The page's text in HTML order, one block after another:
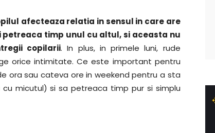
afecteaza relatia in sensul in care are
timp unul cu altul, si aceasta nu
copilarii. In plus, in primele luni, rude
orice intimitate. Ce este important pentru
ora sau cateva ore in weekend pentru a sta
micutul) si sa petreaca timp pur si simplu